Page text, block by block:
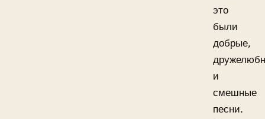
это
были
добрые,
и
смешные
песни.